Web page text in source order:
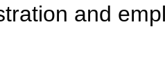
and